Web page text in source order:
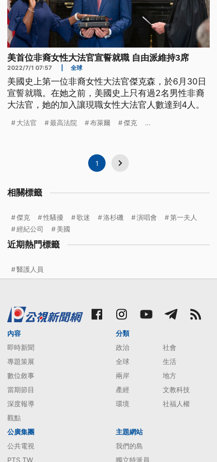
美首位非裔女性大法官宣誓就職 自由派維持3席
2022/7/1 07:57 全球
美國史上第一位非裔女性大法官傑克森，於6月30日
宣誓就職。在她之前，美國史上只有過2名男性非裔
大法官，她的加入讓現職女性大法官人數達到4人。
大法官 最高法院 布萊爾 傑克 ...
1
相關標籤
傑克 性騷擾 歌迷 洛杉磯 演唱會
第一夫人
經紀公司
美國
近期熱門標籤
醫護人員
內容
即時新聞
專題策展
數位敘事
當期節目
深度報導
觀點
分類
政治
社會
全球
生活
兩岸
地方
產經
文教科技
環境
社福人權
公廣集團
公共電視
PTS TW
主題網站
我們的島
獨立特派員